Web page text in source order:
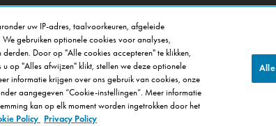
© 2025 Domino's Pizza Enterprises Ltd
uw IP-adres, taalvoorkeuren, afgeleide
gebruiken optionele cookies voor analyses,
Door op "Alle cookies accepteren" te klikken,
u op "Alles afwijzen" klikt, stellen we deze optionele
informatie krijgen over ons gebruik van cookies, onze
aangegeven “Cookie-instellingen”. Meer informatie
kan op elk moment worden ingetrokken door het
Policy Privacy Policy
Alle